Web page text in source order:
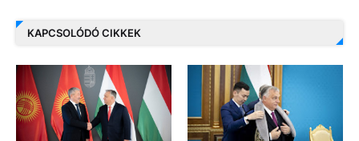
KAPCSOLÓDÓ CIKKEK